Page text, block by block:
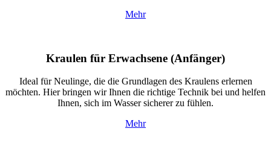
Mehr
Kraulen für Erwachsene (Anfänger)
Ideal für Neulinge, die die Grundlagen des Kraulens erlernen
möchten. Hier bringen wir Ihnen die richtige Technik bei und helfen
Ihnen, sich im Wasser sicherer zu fühlen.
Mehr